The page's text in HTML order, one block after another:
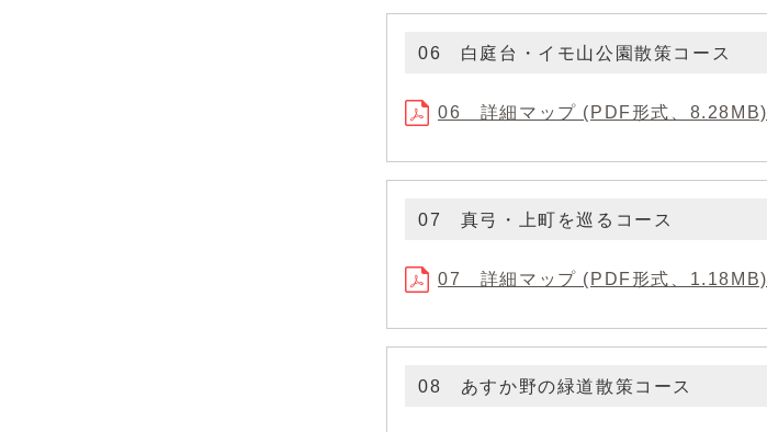
06 白庭台・イモ山公園散策コース
06 詳細マップ (PDF形式、8.28MB)
07 真弓・上町を巡るコース
07 詳細マップ (PDF形式、1.18MB)
08 あすか野の緑道散策コース